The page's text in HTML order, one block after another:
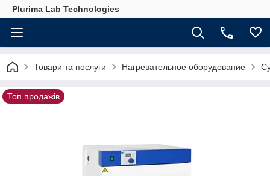
Plurima Lab Technologies
Товари та послуги Нагревательное оборудование
Топ продажів